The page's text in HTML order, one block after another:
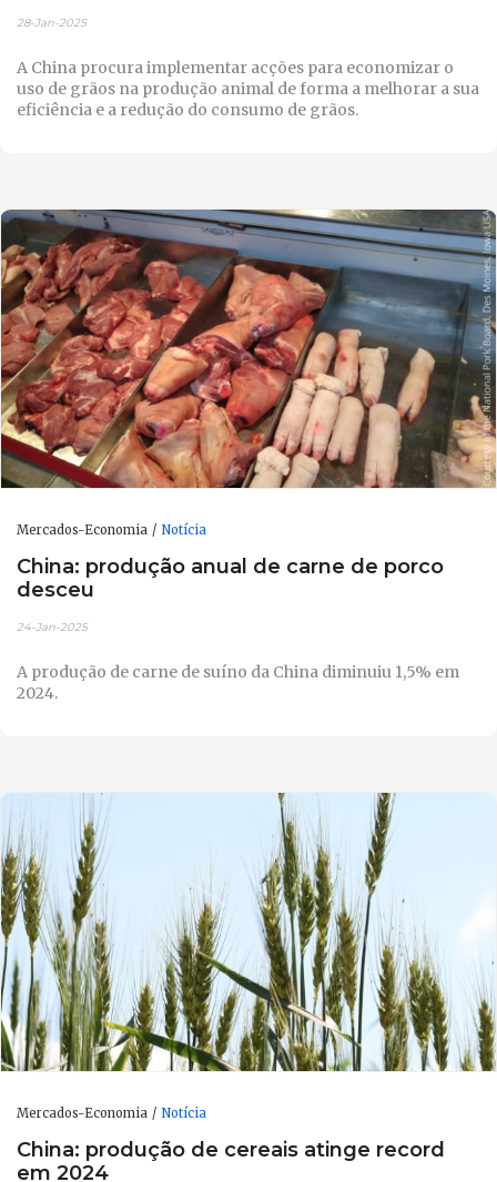
28-Jan-2025
A China procura implementar acções para economizar o
uso de grãos na produção animal de forma a melhorar a sua
eficiência e a redução do consumo de grãos.
Mercados-Economia Notícia
China: produção anual de carne de porco
desceu
24-Jan-2025
A produção de carne de suíno da China diminuiu 1,5% em
2024.
Mercados-Economia Notícia
China: produção de cereais atinge record
em 2024